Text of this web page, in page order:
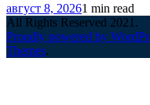
август 8, 20261 min read
All Rights Reserved 2021.
Proudly powered by
Themes.